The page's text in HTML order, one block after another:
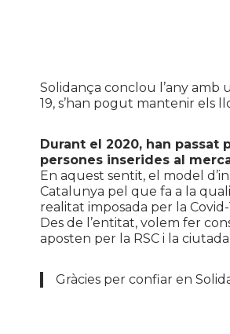
Solidança conclou l’any amb
19, s’han pogut mantenir els
Durant el 2020, han
persones inserides al
En aquest sentit, el model
Catalunya pel que fa a la
realitat imposada per la Covid-
Des de l’entitat, volem fer
aposten per la RSC i la
Gràcies per confiar en